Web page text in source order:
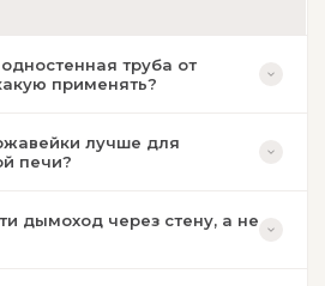
труба от
применять?
лучше для
печи?
дымоход через стену, а не